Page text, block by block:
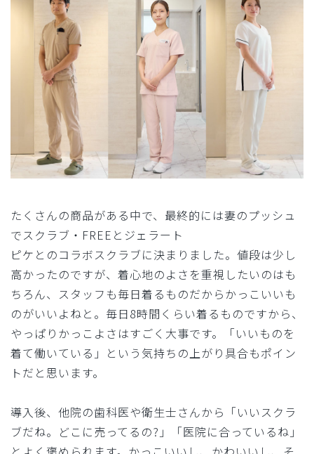
たくさんの商品がある中で、最終的には妻のプッシュ
でスクラブ・FREEとジェラート
ピケとのコラボスクラブに決まりました。値段は少し
高かったのですが、着心地のよさを重視したいのはも
ちろん、スタッフも毎日着るものだからかっこいいも
のがいいよねと。毎日8時間くらい着るものですから、
やっぱりかっこよさはすごく大事です。「いいものを
着て働いている」という気持ちの上がり具合もポイン
トだと思います。
導入後、他院の歯科医や衛生士さんから「いいスクラ
ブだね。どこに売ってるの?」「医院に合っているね」